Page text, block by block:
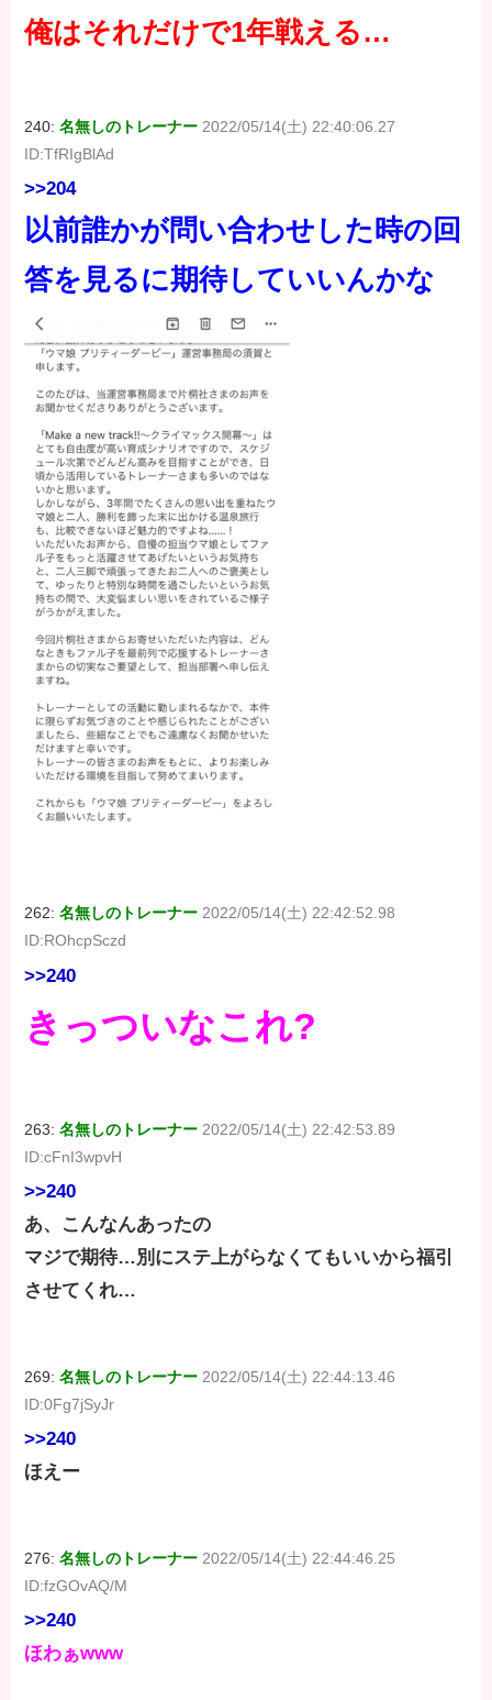
俺はそれだけで1年戦える…
240:名無しのトレーナー 2022/05/14(土) 22:40:06.27
ID:TfRIgBlAd
>>204
以前誰かが問い合わせした時の回
答を見るに期待していいんかな
262:名無しのトレーナー 2022/05/14(土) 22:42:52.98
ID:ROhcpSczd
>>240
きっついなこれ?
263:名無しのトレーナー 2022/05/14(土) 22:42:53.89
ID:cFnI3wpvH
>>240
あ、こんなんあったの
マジで期待…別にステ上がらなくてもいいから福引
させてくれ…
269:名無しのトレーナー 2022/05/14(土) 22:44:13.46
ID:0Fg7jSyJr
>>240
ほえー
276:名無しのトレーナー 2022/05/14(土) 22:44:46.25
ID:fzGOvAQ/M
>>240
ほわぁwww